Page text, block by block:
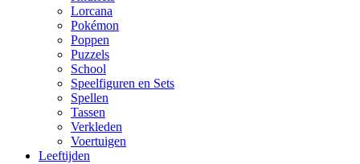
Lorcana
Pokémon
Poppen
Puzzels
School
Speelfiguren en Sets
Spellen
Tassen
Verkleden
Voertuigen
Leeftijden